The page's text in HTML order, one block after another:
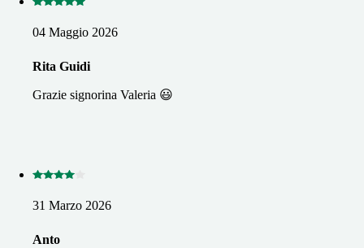
04 Maggio 2026
Rita Guidi
Grazie signorina Valeria 😃
31 Marzo 2026
Anto